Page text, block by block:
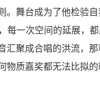
舞台成为了他检验自
每一次空间的延展，
汇聚成合唱的洪流，
质嘉奖都无法比拟的